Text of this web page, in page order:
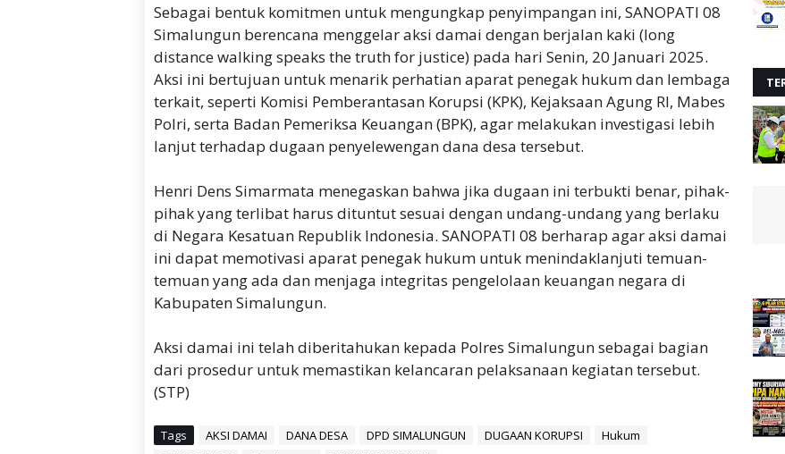
Sebagai bentuk komitmen untuk mengungkap penyimpangan ini, SANOPATI 08
Simalungun berencana menggelar aksi damai dengan berjalan kaki (long
distance walking speaks the truth for justice) pada hari Senin, 20 Januari 2025.
Aksi ini bertujuan untuk menarik perhatian aparat penegak hukum dan lembaga
terkait, seperti Komisi Pemberantasan Korupsi (KPK), Kejaksaan Agung RI, Mabes
Polri, serta Badan Pemeriksa Keuangan (BPK), agar melakukan investigasi lebih
lanjut terhadap dugaan penyelewengan dana desa tersebut.
Henri Dens Simarmata menegaskan bahwa jika dugaan ini terbukti benar, pihak-
pihak yang terlibat harus dituntut sesuai dengan undang-undang yang berlaku
di Negara Kesatuan Republik Indonesia. SANOPATI 08 berharap agar aksi damai
ini dapat memotivasi aparat penegak hukum untuk menindaklanjuti temuan-
temuan yang ada dan menjaga integritas pengelolaan keuangan negara di
Kabupaten Simalungun.
Aksi damai ini telah diberitahukan kepada Polres Simalungun sebagai bagian
dari prosedur untuk memastikan kelancaran pelaksanaan kegiatan tersebut.
(STP)
Tags AKSI DAMAI DANA DESA DPD SIMALUNGUN DUGAAN KORUPSI
Hukum